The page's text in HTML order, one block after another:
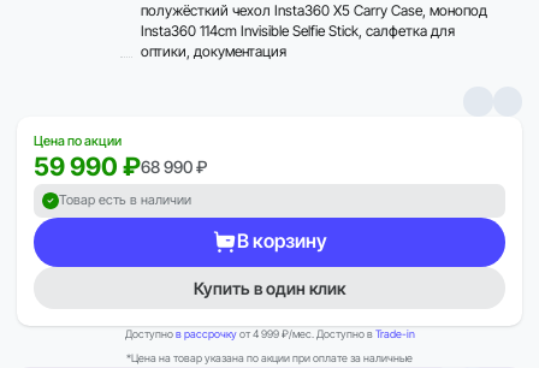
полужёсткий чехол Insta360 X5 Carry Case, монопод
Insta360 114cm Invisible Selfie Stick, салфетка для
оптики, документация
Цена по акции
59 990 ₽68 990 ₽
Товар есть в наличии
В корзину
Купить в один клик
Доступнов рассрочкуот 4 999 ₽/мес. Доступно вTrade-in
*Цена на товар указана по акции при оплате за наличные